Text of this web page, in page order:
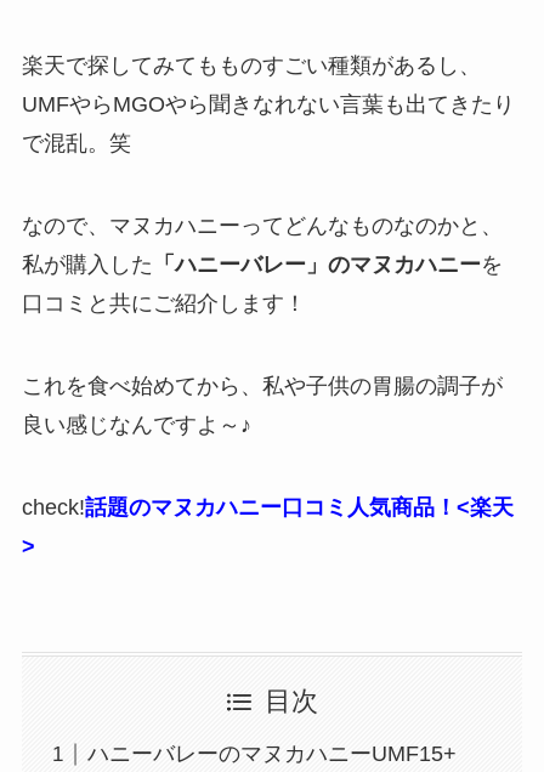
楽天で探してみてもものすごい種類があるし、
UMFやらMGOやら聞きなれない言葉も出てきたり
で混乱。笑
なので、マヌカハニーってどんなものなのかと、
私が購入した 「ハニーバレー」のマヌカハニーを
口コミと共にご紹介します！
これを食べ始めてから、私や子供の胃腸の調子が
良い感じなんですよ～♪
check!話題のマヌカハニー口コミ人気商品！<楽天
>
目次
ハニーバレーのマヌカハニーUMF15+